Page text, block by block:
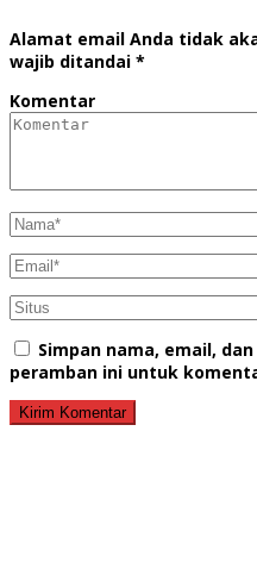
Alamat email Anda tidak
wajib ditandai *
Komentar
Simpan nama, email,
peramban ini untuk